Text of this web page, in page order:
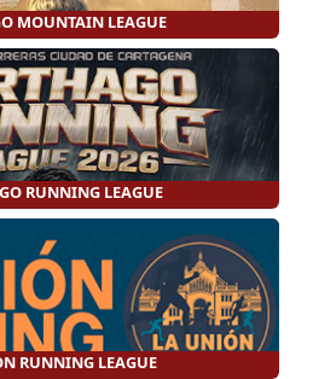
MOUNTAIN LEAGUE
RUNNING LEAGUE
RUNNING LEAGUE